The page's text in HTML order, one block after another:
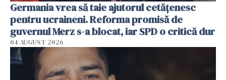
Germania vrea să taie ajutorul cetățenesc
pentru ucraineni. Reforma promisă de
guvernul Merz s-a blocat, iar SPD o critică dur
04 AUGUST 2026